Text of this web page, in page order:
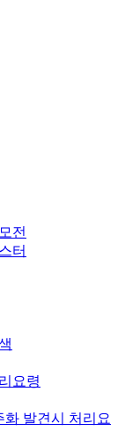
전
터
요령
화 발견시 처리요